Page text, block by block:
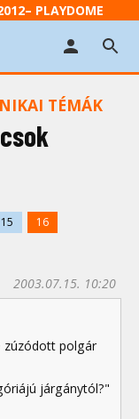
PLAYDOME
TÉMÁK
15 16
2003.07.15. 10:20
zúzódott polgár
járgánytól?"